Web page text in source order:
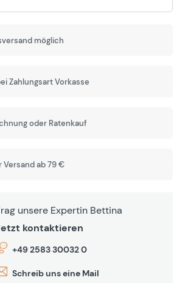
möglich
Zahlungsart Vorkasse
oder Ratenkauf
Versand ab 79 €
unsere Expertin Bettina
kontaktieren
+49 2583 30032 0
Schreib uns eine Mail